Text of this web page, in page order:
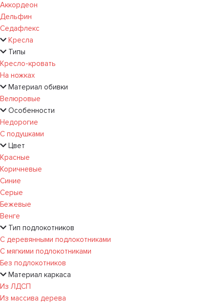
Аккордеон
Дельфин
Седафлекс
Кресла
Типы
Кресло-кровать
На ножках
Материал обивки
Велюровые
Особенности
Недорогие
С подушками
Цвет
Красные
Коричневые
Синие
Серые
Бежевые
Венге
Тип подлокотников
С деревянными подлокотниками
С мягкими подлокотниками
Без подлокотников
Материал каркаса
Из ЛДСП
Из массива дерева